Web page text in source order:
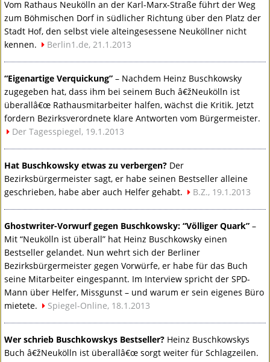
Vom Rathaus Neukölln an der Karl-Marx-Straße führt der Weg
zum Böhmischen Dorf in südlicher Richtung über den Platz der
Stadt Hof, den selbst viele alteingesessene Neuköllner nicht
kennen.
Berlin1.de, 21.1.2013
“Eigenartige Verquickung” – Nachdem Heinz Buschkowsky
zugegeben hat, dass ihm bei seinem Buch â€žNeukölln ist
überallâ€œ Rathausmitarbeiter halfen, wächst die Kritik. Jetzt
fordern Bezirksverordnete klare Antworten vom Bürgermeister.
Der Tagesspiegel, 19.1.2013
Hat Buschkowsky etwas zu verbergen? Der
Bezirksbürgermeister sagt, er habe seinen Bestseller alleine
geschrieben, habe aber auch Helfer gehabt.
B.Z., 19.1.2013
Ghostwriter-Vorwurf gegen Buschkowsky: “Völliger Quark” –
Mit “Neukölln ist überall” hat Heinz Buschkowsky einen
Bestseller gelandet. Nun wehrt sich der Berliner
Bezirksbürgermeister gegen Vorwürfe, er habe für das Buch
seine Mitarbeiter eingespannt. Im Interview spricht derSPD-
Mann über Helfer, Missgunst – und warum er sein eigenes Büro
mietete.
Spiegel-Online, 18.1.2013
Wer schrieb Buschkowskys Bestseller? Heinz Buschkowskys
Buch â€žNeukölln ist überallâ€œ sorgt weiter für Schlagzeilen.